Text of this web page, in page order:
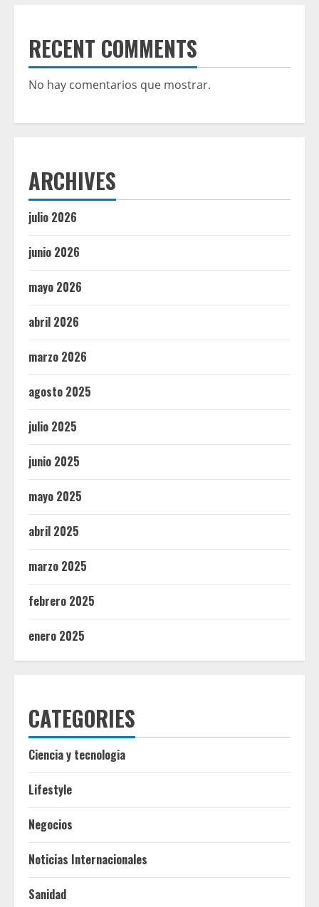
RECENT COMMENTS
No hay comentarios que mostrar.
ARCHIVES
julio 2026
junio 2026
mayo 2026
abril 2026
marzo 2026
agosto 2025
julio 2025
junio 2025
mayo 2025
abril 2025
marzo 2025
febrero 2025
enero 2025
CATEGORIES
Ciencia y tecnologia
Lifestyle
Negocios
Noticias Internacionales
Sanidad